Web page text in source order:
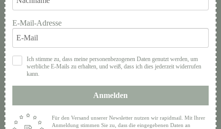
E-Mail-Adresse
Ich stimme zu, dass meine personenbezogenen Daten genutzt werden, um
werbliche E-Mails zu erhalten, und weiß, dass ich dies jederzeit widerrufen
kann.
Anmelden
Für den Versand unserer Newsletter nutzen wir rapidmail. Mit Ihrer
Anmeldung stimmen Sie zu, dass die eingegebenen Daten an